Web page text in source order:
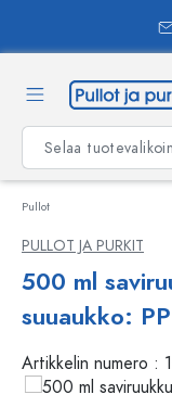
Pullot
PULLOT JA PURKIT
500 ml
suuaukko:
Artikkelin numero :